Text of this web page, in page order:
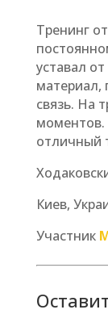
Тренинг
уставал
материал,
связь. На
моментов.
отличный
Киев,
Участник